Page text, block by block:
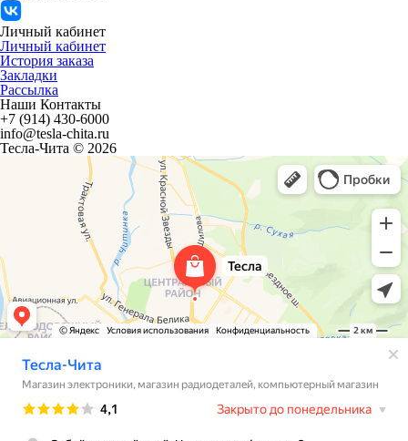
Личный кабинет
Личный кабинет
История заказа
Закладки
Рассылка
Наши Контакты
+7 (914) 430-6000
info@tesla-chita.ru
Тесла-Чита © 2026